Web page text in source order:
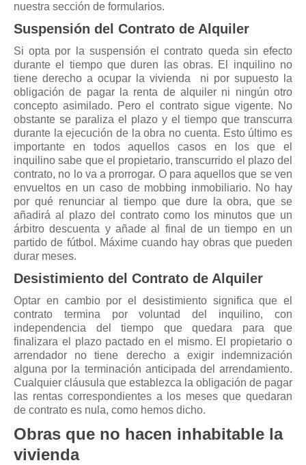
nuestra sección de formularios.
Suspensión del Contrato de Alquiler
Si opta por la suspensión el contrato queda sin efecto
durante el tiempo que duren las obras. El inquilino no
tiene derecho a ocupar la vivienda ni por supuesto la
obligación de pagar la renta de alquiler ni ningún otro
concepto asimilado. Pero el contrato sigue vigente. No
obstante se paraliza el plazo y el tiempo que transcurra
durante la ejecución de la obra no cuenta. Esto último es
importante en todos aquellos casos en los que el
inquilino sabe que el propietario, transcurrido el plazo del
contrato, no lo va a prorrogar. O para aquellos que se ven
envueltos en un caso de mobbing inmobiliario. No hay
por qué renunciar al tiempo que dure la obra, que se
añadirá al plazo del contrato como los minutos que un
árbitro descuenta y añade al final de un tiempo en un
partido de fútbol. Máxime cuando hay obras que pueden
durar meses.
Desistimiento del Contrato de Alquiler
Optar en cambio por el desistimiento significa que el
contrato termina por voluntad del inquilino, con
independencia del tiempo que quedara para que
finalizara el plazo pactado en el mismo. El propietario o
arrendador no tiene derecho a exigir indemnización
alguna por la terminación anticipada del arrendamiento.
Cualquier cláusula que establezca la obligación de pagar
las rentas correspondientes a los meses que quedaran
de contrato es nula, como hemos dicho.
Obras que no hacen inhabitable la
vivienda